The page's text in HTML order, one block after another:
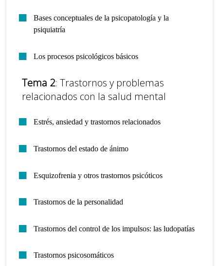
Bases conceptuales de la psicopatología y la
psiquiatría
Los procesos psicológicos básicos
Tema 2: Trastornos y problemas
relacionados con la salud mental
Estrés, ansiedad y trastornos relacionados
Trastornos del estado de ánimo
Esquizofrenia y otros trastornos psicóticos
Trastornos de la personalidad
Trastornos del control de los impulsos: las ludopatías
Trastornos psicosomáticos